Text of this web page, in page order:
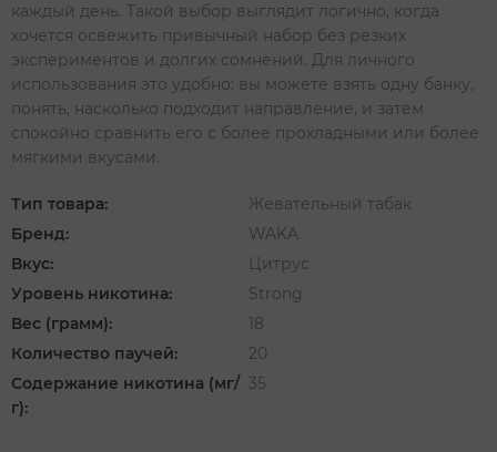
каждый день. Такой выбор выглядит логично, когда
хочется освежить привычный набор без резких
экспериментов и долгих сомнений. Для личного
использования это удобно: вы можете взять одну банку,
понять, насколько подходит направление, и затем
спокойно сравнить его с более прохладными или более
мягкими вкусами.
Тип товара:
Жевательный табак
Бренд:
WAKA
Вкус:
Цитрус
Уровень никотина:
Strong
Вес (грамм):
18
Количество паучей:
20
Содержание никотина (мг/
г):
35